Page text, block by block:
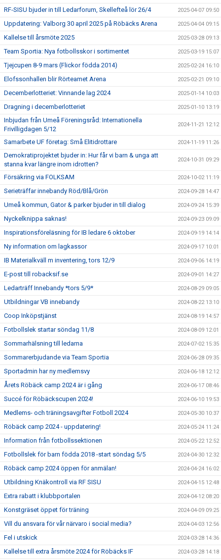
RF-SISU bjuder in till Ledarforum, Skellefteå lör 26/4 2025-04-07 09:50
Uppdatering: Valborg 30 april 2025 på Röbäcks Arena 2025-04-04 09:15
Kallelse till årsmöte 2025 2025-03-28 09:13
Team Sportia: Nya fotbollsskor i sortimentet 2025-03-19 15:07
Tjejcupen 8-9 mars (Flickor födda 2014) 2025-02-24 16:10
Elofssonhallen blir Rörteamet Arena 2025-02-21 09:10
Decemberlotteriet: Vinnande lag 2024 2025-01-14 10:03
Dragning i decemberlotteriet 2025-01-10 13:19
Inbjudan från Umeå Föreningsråd: Internationella
Frivilligdagen 5/12
2024-11-21 12:12
Samarbete UF företag: Små Elitidrottare 2024-11-19 11:26
Demokratiprojektet bjuder in: Hur får vi barn & unga att
stanna kvar längre inom idrotten?
2024-10-31 09:29
Försäkring via FOLKSAM 2024-10-02 11:19
Serieträffar innebandy Röd/Blå/Grön 2024-09-28 14:47
Umeå kommun, Gator & parker bjuder in till dialog 2024-09-24 15:39
Nyckelknippa saknas! 2024-09-23 09:09
Inspirationsföreläsning för IB ledare 6 oktober 2024-09-19 14:14
Ny information om lagkassor 2024-09-17 10:01
IB Materialkväll m inventering, tors 12/9 2024-09-06 14:19
E-post till robacksif.se 2024-09-01 14:27
Ledarträff Innebandy *tors 5/9* 2024-08-29 09:05
Utbildningar VB innebandy 2024-08-22 13:10
Coop Inköpstjänst 2024-08-19 14:57
Fotbollslek startar söndag 11/8 2024-08-09 12:01
Sommarhälsning till ledarna 2024-07-02 15:35
Sommarerbjudande via Team Sportia 2024-06-28 09:35
Sportadmin har ny medlemsvy 2024-06-18 12:12
Årets Röbäck camp 2024 är i gång 2024-06-17 08:46
Succé för Röbäckscupen 2024! 2024-06-10 19:53
Medlems- och träningsavgifter Fotboll 2024 2024-05-30 10:37
Röbäck camp 2024 - uppdatering! 2024-05-24 11:24
Information från fotbollssektionen 2024-05-22 12:52
Fotbollslek för barn födda 2018 -start söndag 5/5 2024-04-30 12:32
Röbäck camp 2024 öppen för anmälan! 2024-04-24 16:02
Utbildning Knäkontroll via RF SISU 2024-04-15 12:48
Extra rabatt i klubbportalen 2024-04-12 08:20
Konstgräset öppet för träning 2024-04-09 09:25
Vill du ansvara för vår närvaro i social media? 2024-04-03 12:56
Fel i utskick 2024-03-28 14:36
Kallelse till extra årsmöte 2024 för Röbäcks IF 2024-03-28 14:18